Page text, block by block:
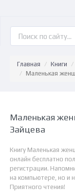
Главная Книги
Маленькая
Маленькая
Зайцева
Книгу Маленькая
онлайн бесплатно
регистрации.
на компьютере, но и
Приятного чтения!